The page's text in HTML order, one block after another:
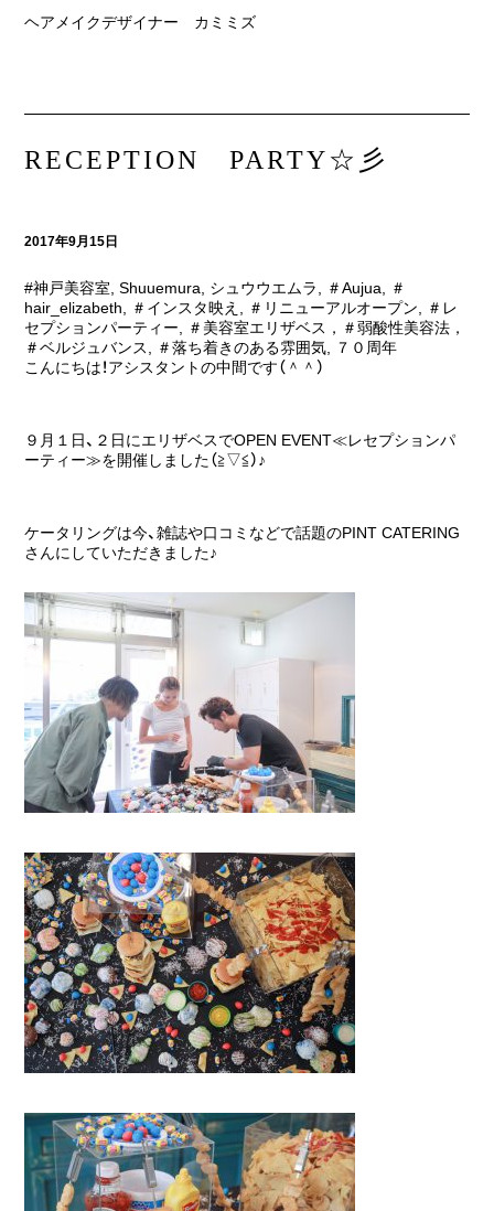
ヘアメイクデザイナー カミミズ
RECEPTION PARTY☆彡
2017年9月15日
#神戸美容室 ,Shuuemura シュウウエムラ ＃Aujua
＃
hair_elizabeth
＃インスタ映え ＃リニューアルオープン
＃レ
セプションパーティー
＃美容室エリザベス，＃弱酸性美容法，
＃ベルジュバンス
＃落ち着きのある雰囲気
７０周年
こんにちは！アシスタントの中間です（＾＾）
９月１日、２日にエリザベスでOPEN EVENT≪レセプションパ
ーティー≫を開催しました（≧▽≦）♪
ケータリングは今、雑誌や口コミなどで話題のPINT CATERING
さんにしていただきました♪